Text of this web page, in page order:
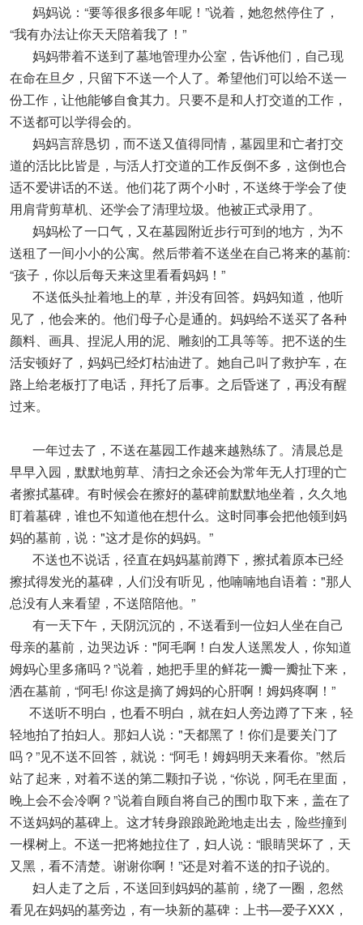
妈妈说：“要等很多很多年呢！”说着，她忽然停住了，
“我有办法让你天天陪着我了！”
妈妈带着不送到了墓地管理办公室，告诉他们，自己现
在命在旦夕，只留下不送一个人了。希望他们可以给不送一
份工作，让他能够自食其力。只要不是和人打交道的工作，
不送都可以学得会的。
妈妈言辞恳切，而不送又值得同情，墓园里和亡者打交
道的活比比皆是，与活人打交道的工作反倒不多，这倒也合
适不爱讲话的不送。他们花了两个小时，不送终于学会了使
用肩背剪草机、还学会了清理垃圾。他被正式录用了。
妈妈松了一口气，又在墓园附近步行可到的地方，为不
送租了一间小小的公寓。然后带着不送坐在自己将来的墓前:
“孩子，你以后每天来这里看看妈妈！”
不送低头扯着地上的草，并没有回答。妈妈知道，他听
见了，他会来的。他们母子心是通的。妈妈给不送买了各种
颜料、画具、捏泥人用的泥、雕刻的工具等等。把不送的生
活安顿好了，妈妈已经灯枯油进了。她自己叫了救护车，在
路上给老板打了电话，拜托了后事。之后昏迷了，再没有醒
过来。
一年过去了，不送在墓园工作越来越熟练了。清晨总是
早早入园，默默地剪草、清扫之余还会为常年无人打理的亡
者擦拭墓碑。有时候会在擦好的墓碑前默默地坐着，久久地
盯着墓碑，谁也不知道他在想什么。这时同事会把他领到妈
妈的墓前，说："这才是你的妈妈。”
不送也不说话，径直在妈妈墓前蹲下，擦拭着原本已经
擦拭得发光的墓碑，人们没有听见，他喃喃地自语着："那人
总没有人来看望，不送陪陪他。”
有一天下午，天阴沉沉的，不送看到一位妇人坐在自己
母亲的墓前，边哭边诉："阿毛啊！白发人送黑发人，你知道
姆妈心里多痛吗？”说着，她把手里的鲜花一瓣一瓣扯下来，
洒在墓前，“阿毛! 你这是摘了姆妈的心肝啊！姆妈疼啊！”
不送听不明白，也看不明白，就在妇人旁边蹲了下来，轻
轻地拍了拍妇人。那妇人说："天都黑了！你们是要关门了
吗？”见不送不回答，就说：“阿毛！姆妈明天来看你。”然后
站了起来，对着不送的第二颗扣子说，“你说，阿毛在里面，
晚上会不会冷啊？”说着自顾自将自己的围巾取下来，盖在了
不送妈妈的墓碑上。这才转身踉踉跄跄地走出去，险些撞到
一棵树上。不送一把将她拉住了，妇人说：“眼睛哭坏了，天
又黑，看不清楚。谢谢你啊！”还是对着不送的扣子说的。
妇人走了之后，不送回到妈妈的墓前，绕了一圈，忽然
看见在妈妈的墓旁边，有一块新的墓碑：上书—爱子XXX，